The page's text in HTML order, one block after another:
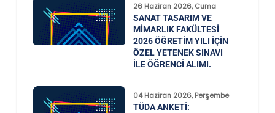
26 Haziran 2026, Cuma
SANAT TASARIM VE
MIMARLIK FAKÜLTESI
2026 ÖĞRETIM YILI İÇIN
ÖZEL YETENEK SINAVI
ILE ÖĞRENCI ALIMI.
04 Haziran 2026, Perşembe
TÜDA ANKETI: